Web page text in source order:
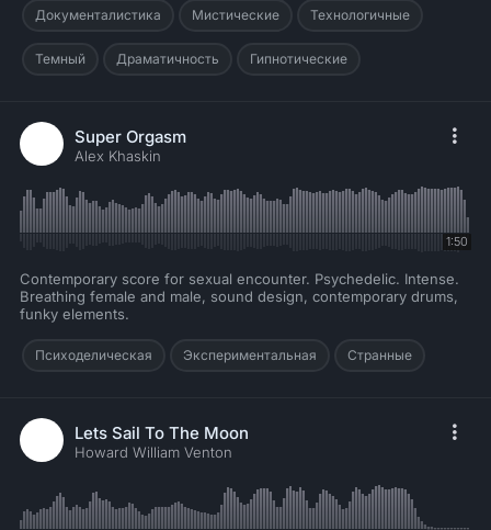
Документалистика Мистические Технологичные
Темный Драматичность Гипнотические
Super Orgasm
Alex Khaskin
1:50
Contemporary score for sexual encounter. Psychedelic. Intense.
Breathing female and male, sound design, contemporary drums,
funky elements.
Психоделическая Экспериментальная Странные
Lets Sail To The Moon
Howard William Venton